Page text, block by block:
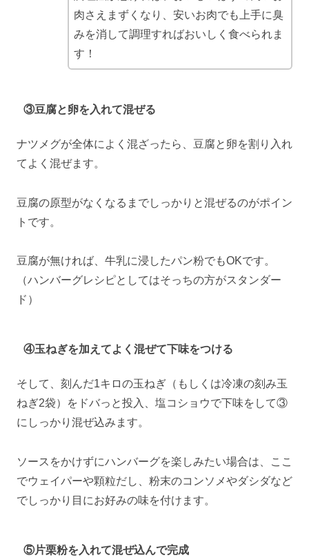
肉さえまずくなり、安いお肉でも上手に臭
みを消して調理すればおいしく食べられま
す！
③豆腐と卵を入れて混ぜる
ナツメグが全体によく混ざったら、豆腐と卵を割り入れ
てよく混ぜます。
豆腐の原型がなくなるまでしっかりと混ぜるのがポイン
トです。
豆腐が無ければ、牛乳に浸したパン粉でもOKです。
（ハンバーグレシピとしてはそっちの方がスタンダー
ド）
④玉ねぎを加えてよく混ぜて下味をつける
そして、刻んだ1キロの玉ねぎ（もしくは冷凍の刻み玉
ねぎ2袋）をドバっと投入、塩コショウで下味をして③
にしっかり混ぜ込みます。
ソースをかけずにハンバーグを楽しみたい場合は、ここ
でウェイパーや顆粒だし、粉末のコンソメやダシダなど
でしっかり目にお好みの味を付けます。
⑤片栗粉を入れて混ぜ込んで完成